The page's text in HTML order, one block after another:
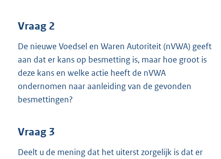
Vraag 2
De nieuwe Voedsel en Waren Autoriteit (nVWA) geeft
aan dat er kans op besmetting is, maar hoe groot is
deze kans en welke actie heeft de nVWA
ondernomen naar aanleiding van de gevonden
besmettingen?
Vraag 3
Deelt u de mening dat het uiterst zorgelijk is dat er